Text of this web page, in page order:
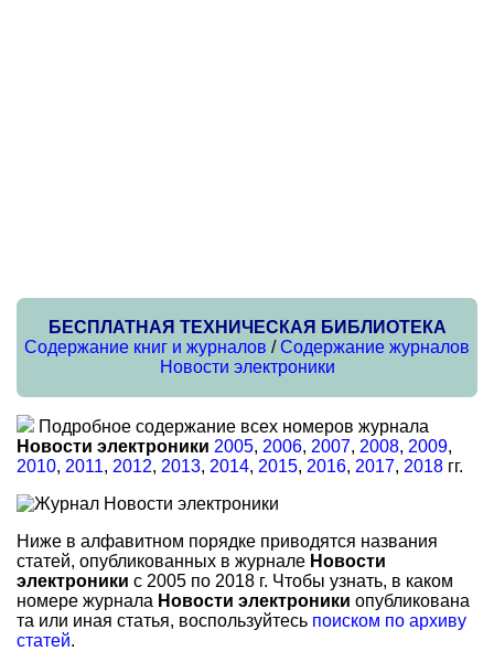
БЕСПЛАТНАЯ ТЕХНИЧЕСКАЯ БИБЛИОТЕКА
Содержание книг и журналов /Содержание журналов
Новости электроники
Подробное содержание всех номеров журнала
Новости электроники 2005, 2006, 2007, 2008, 2009,
2010, 2011, 2012, 2013, 2014, 2015, 2016, 2017, 2018 гг.
Ниже в алфавитном порядке приводятся названия
статей, опубликованных в журнале Новости
электроники с 2005 по 2018 г. Чтобы узнать, в каком
номере журнала Новости электроники опубликована
та или иная статья, воспользуйтесь поиском по архиву
статей.